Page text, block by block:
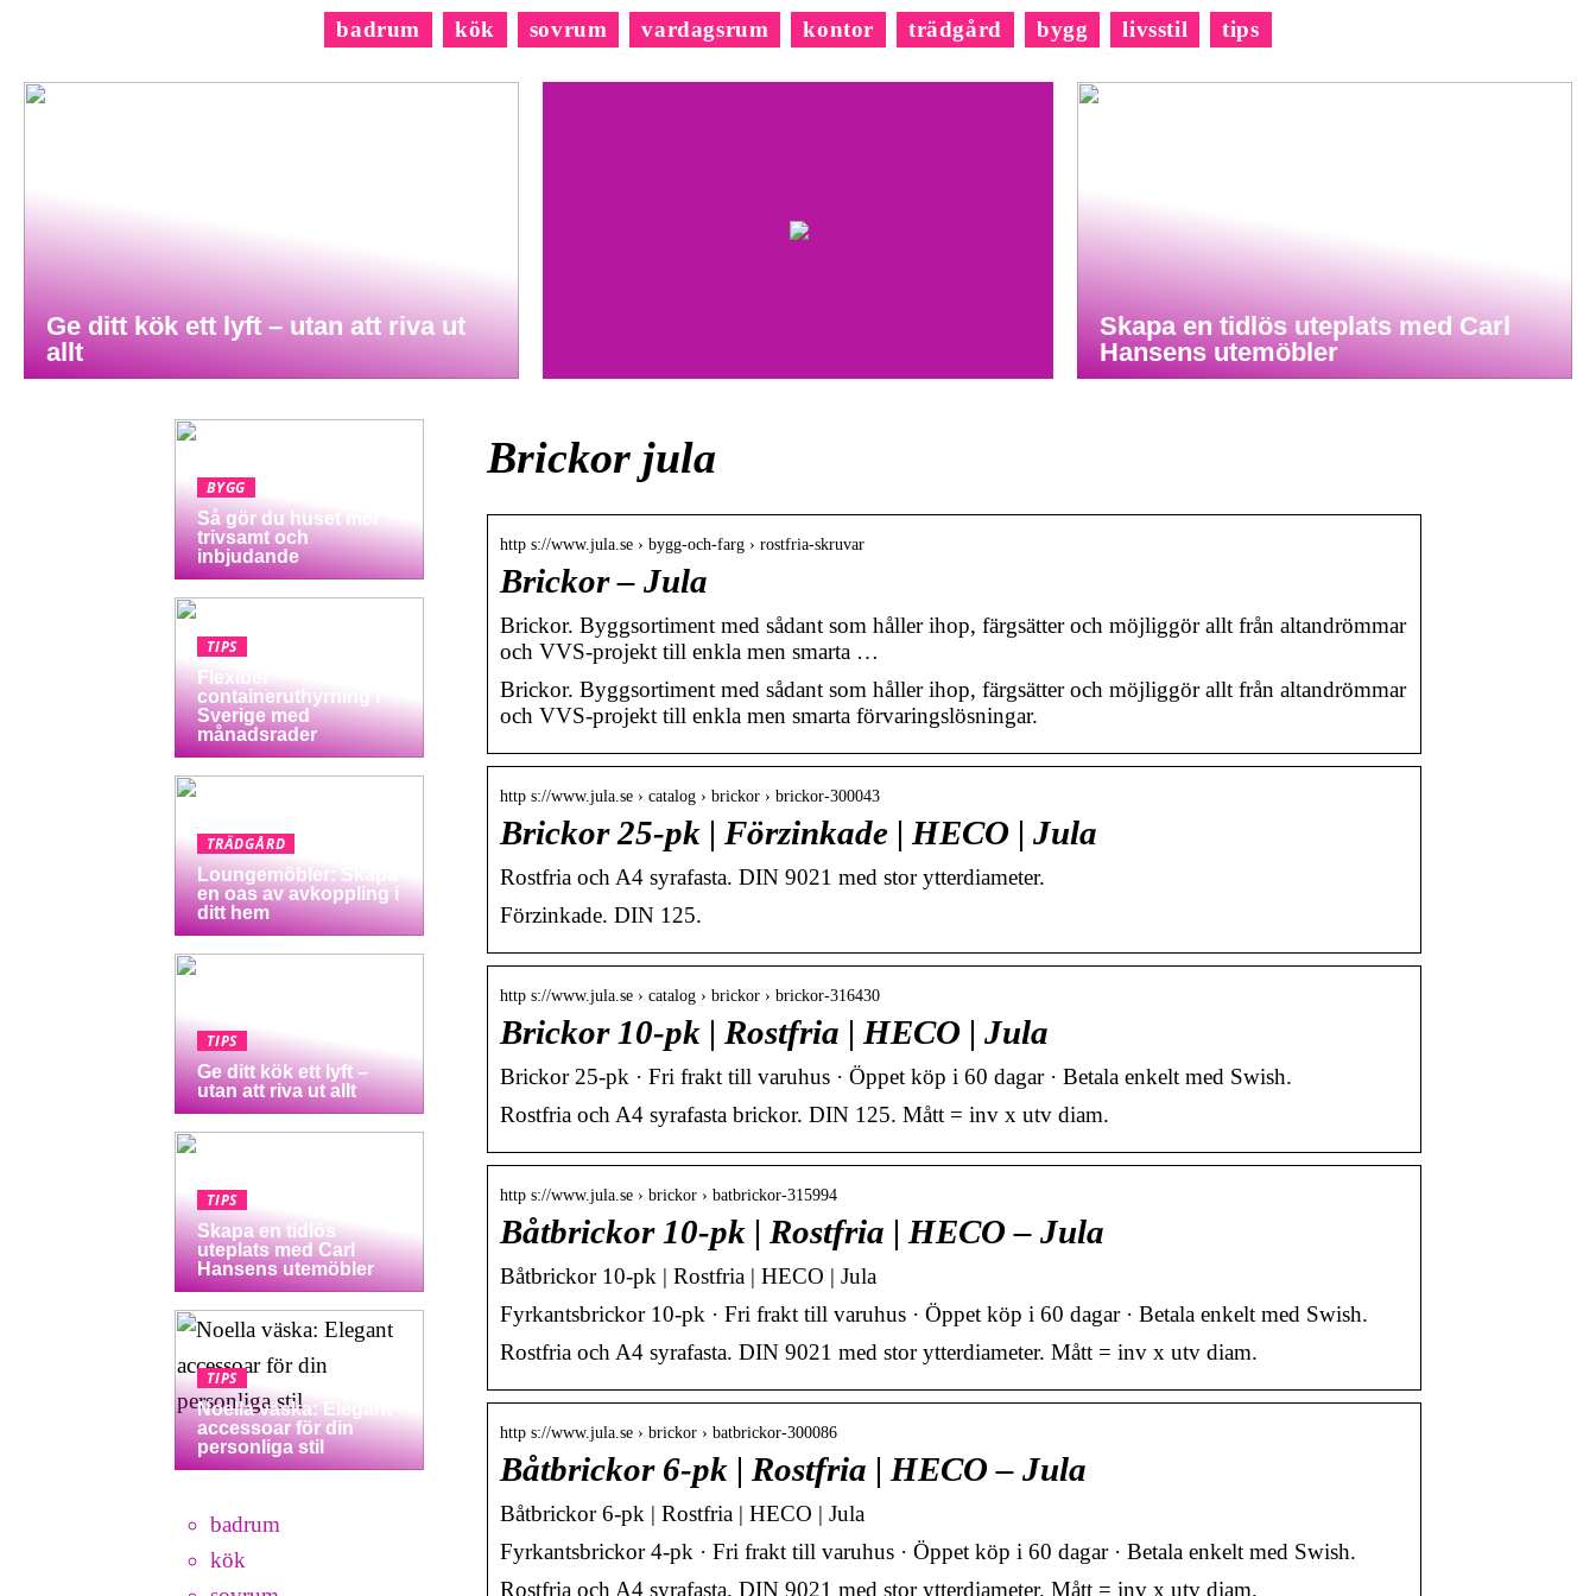
badrum kök sovrum vardagsrum kontor trädgård bygg livsstil tips
Ge ditt kök ett lyft – utan att riva ut
allt
Skapa en tidlös uteplats med Carl
Hansens utemöbler
Brickor jula
http s://www.jula.se › bygg-och-farg › rostfria-skruvar
Brickor – Jula
Brickor. Byggsortiment med sådant som håller ihop, färgsätter och möjliggör allt från altandrömmar
och VVS-projekt till enkla men smarta …
Brickor. Byggsortiment med sådant som håller ihop, färgsätter och möjliggör allt från altandrömmar
och VVS-projekt till enkla men smarta förvaringslösningar.
http s://www.jula.se › catalog › brickor › brickor-300043
Brickor 25-pk | Förzinkade | HECO | Jula
Rostfria och A4 syrafasta. DIN 9021 med stor ytterdiameter.
Förzinkade. DIN 125.
http s://www.jula.se › catalog › brickor › brickor-316430
Brickor 10-pk | Rostfria | HECO | Jula
Brickor 25-pk · Fri frakt till varuhus · Öppet köp i 60 dagar · Betala enkelt med Swish.
Rostfria och A4 syrafasta brickor. DIN 125. Mått = inv x utv diam.
http s://www.jula.se › brickor › batbrickor-315994
Båtbrickor 10-pk | Rostfria | HECO – Jula
Båtbrickor 10-pk | Rostfria | HECO | Jula
Fyrkantsbrickor 10-pk · Fri frakt till varuhus · Öppet köp i 60 dagar · Betala enkelt med Swish.
Rostfria och A4 syrafasta. DIN 9021 med stor ytterdiameter. Mått = inv x utv diam.
http s://www.jula.se › brickor › batbrickor-300086
Båtbrickor 6-pk | Rostfria | HECO – Jula
Båtbrickor 6-pk | Rostfria | HECO | Jula
Fyrkantsbrickor 4-pk · Fri frakt till varuhus · Öppet köp i 60 dagar · Betala enkelt med Swish.
Rostfria och A4 syrafasta. DIN 9021 med stor ytterdiameter. Mått = inv x utv diam.
BYGG
Så gör du huset mer
trivsamt och
inbjudande
TIPS
Flexibel
containeruthyrning i
Sverige med
månadsrader
TRÄDGÅRD
Loungemöbler: Skapa
en oas av avkoppling i
ditt hem
TIPS
Ge ditt kök ett lyft –
utan att riva ut allt
TIPS
Skapa en tidlös
uteplats med Carl
Hansens utemöbler
TIPS
Noella väska: Elegant
accessoar för din
personliga stil
badrum
kök